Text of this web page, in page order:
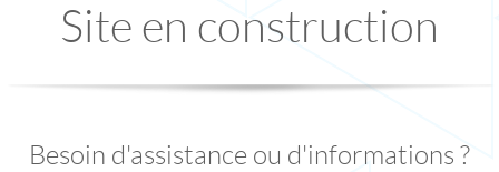
Site en construction
Besoin d'assistance ou d'informations ?